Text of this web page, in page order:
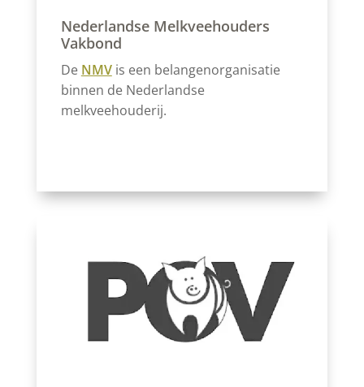
Nederlandse Melkveehouders
Vakbond
De NMVis een belangenorganisatie
binnen de Nederlandse
melkveehouderij.